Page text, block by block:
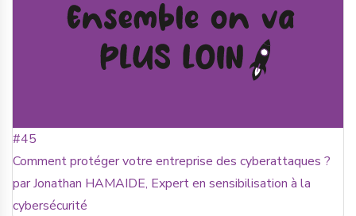
#45
Comment protéger votre entreprise des cyberattaques ?
par Jonathan HAMAIDE, Expert en sensibilisation à la
cybersécurité